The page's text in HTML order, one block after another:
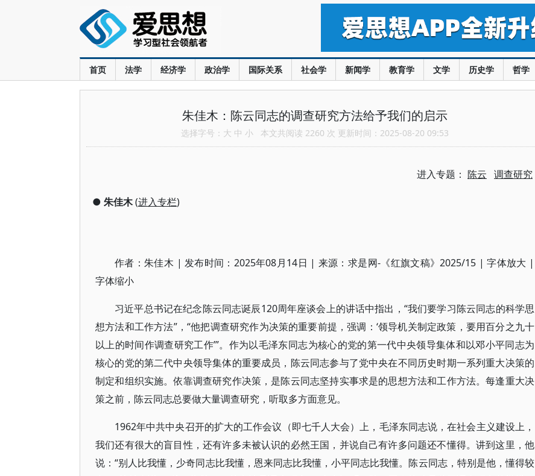
首页 法学 经济学 政治学 国际关系 社会学 新闻学 教育学 文学 历史学 哲学
朱佳木：陈云同志的调查研究方法给予我们的启示
选择字号： 大 中 小 本文共阅读 2260 次 更新时间：2025-08-20 09:53
进入专题： 陈云 调查研究
● 朱佳木(进入专栏)
作者：朱佳木 | 发布时间：2025年08月14日 | 来源：求是网-《红旗文稿》2025/15 | 字体放大 |
字体缩小
习近平总书记在纪念陈云同志诞辰120周年座谈会上的讲话中指出，“我们要学习陈云同志的科学思
想方法和工作方法”，“他把调查研究作为决策的重要前提，强调：‘领导机关制定政策，要用百分之九十
以上的时间作调查研究工作’”。作为以毛泽东同志为核心的党的第一代中央领导集体和以邓小平同志为
核心的党的第二代中央领导集体的重要成员，陈云同志参与了党中央在不同历史时期一系列重大决策的
制定和组织实施。依靠调查研究作决策，是陈云同志坚持实事求是的思想方法和工作方法。每逢重大决
策之前，陈云同志总要做大量调查研究，听取多方面意见。
1962年中共中央召开的扩大的工作会议（即七千人大会）上，毛泽东同志说，在社会主义建设上，
我们还有很大的盲目性，还有许多未被认识的必然王国，并说自己有许多问题还不懂得。讲到这里，他
说：“别人比我懂，少奇同志比我懂，恩来同志比我懂，小平同志比我懂。陈云同志，特别是他，懂得较